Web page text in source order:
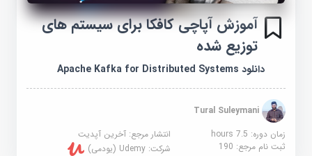
آموزش آپاچی کافکا برای سیستم های
توزیع شده
دانلود Apache Kafka for Distributed Systems
Tural Suleymani
زمان دوره: 7.5 hours
انتشار مرجع:آخرین آپدیت
ثبت نام مرجع:190 شرکت:Udemy (یودمی)